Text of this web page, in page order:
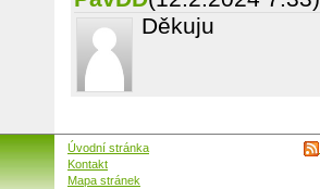
Děkuju
Úvodní stránka
Kontakt
Mapa stránek